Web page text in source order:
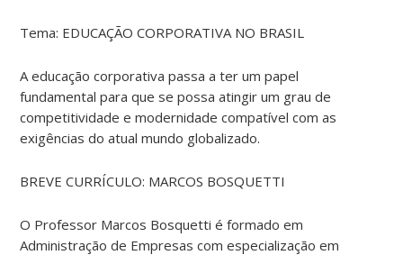
Tema: EDUCAÇÃO CORPORATIVA NO BRASIL
A educação corporativa passa a ter um papel
fundamental para que se possa atingir um grau de
competitividade e modernidade compatível com as
exigências do atual mundo globalizado.
BREVE CURRÍCULO: MARCOS BOSQUETTI
O Professor Marcos Bosquetti é formado em
Administração de Empresas com especialização em